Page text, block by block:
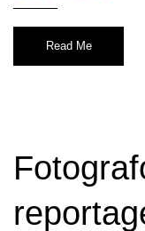
Read Me